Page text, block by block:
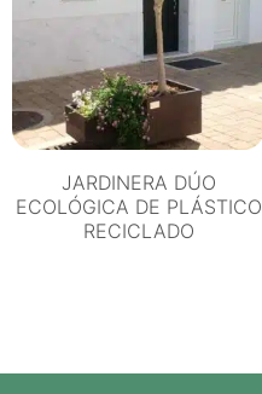
JARDINERA DÚO
ECOLÓGICA DE PLÁSTICO
RECICLADO